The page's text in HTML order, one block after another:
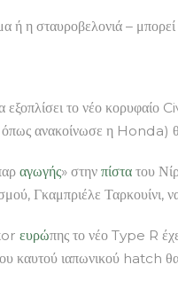
ή η σταυροβελονιά –
το νέο κορυφαίο
ανακοίνωσε η Honda)
αγωγής» στην πίστα του
Γκαμπριέλε Ταρκουίνι,
ευρώπης το νέο Type R
καυτού ιαπωνικού hatch θα